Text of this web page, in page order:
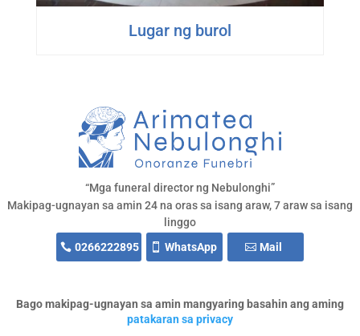
Lugar ng burol
“Mga funeral director ng Nebulonghi”
Makipag-ugnayan sa amin 24 na oras sa isang araw, 7 araw sa isang
linggo
0266222895
WhatsApp Mail
Bago makipag-ugnayan sa amin mangyaring basahin ang aming
patakaran sa privacy